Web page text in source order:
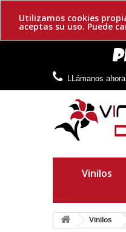
Utilizamos cookies
aceptas su uso. Puede
LLámanos
Vinilos
Vinilos